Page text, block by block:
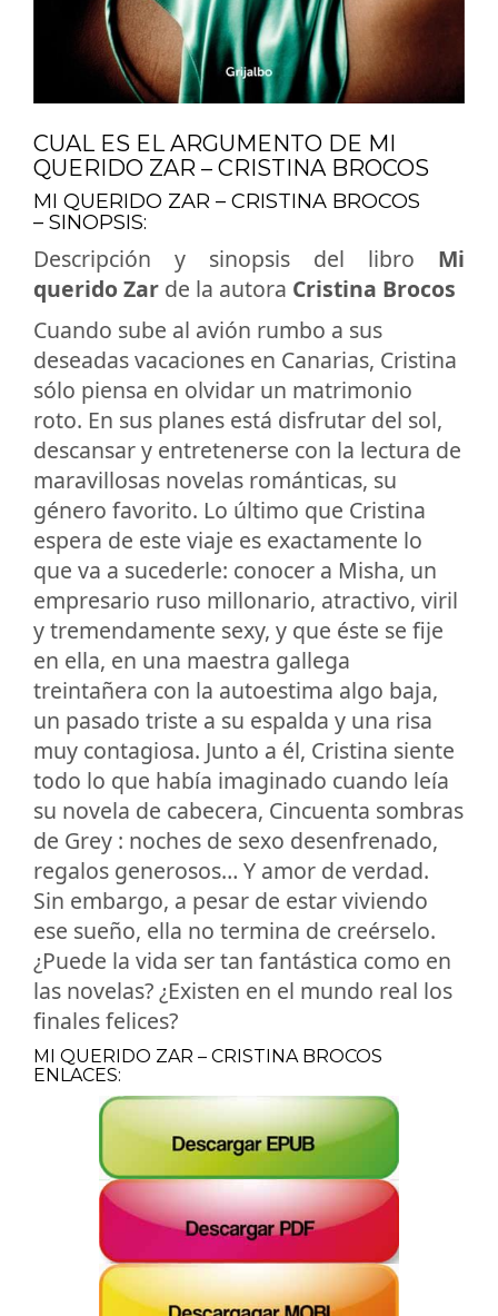
CUAL ES EL ARGUMENTO DE MI
QUERIDO ZAR – CRISTINA BROCOS
MI QUERIDO ZAR – CRISTINA BROCOS
– SINOPSIS:
Descripción y sinopsis del libro Mi
querido Zar de la autora Cristina Brocos
Cuando sube al avión rumbo a sus
deseadas vacaciones en Canarias, Cristina
sólo piensa en olvidar un matrimonio
roto. En sus planes está disfrutar del sol,
descansar y entretenerse con la lectura de
maravillosas novelas románticas, su
género favorito. Lo último que Cristina
espera de este viaje es exactamente lo
que va a sucederle: conocer a Misha, un
empresario ruso millonario, atractivo, viril
y tremendamente sexy, y que éste se fije
en ella, en una maestra gallega
treintañera con la autoestima algo baja,
un pasado triste a su espalda y una risa
muy contagiosa. Junto a él, Cristina siente
todo lo que había imaginado cuando leía
su novela de cabecera, Cincuenta sombras
de Grey : noches de sexo desenfrenado,
regalos generosos… Y amor de verdad.
Sin embargo, a pesar de estar viviendo
ese sueño, ella no termina de creérselo.
¿Puede la vida ser tan fantástica como en
las novelas? ¿Existen en el mundo real los
finales felices?
MI QUERIDO ZAR – CRISTINA BROCOS
ENLACES: